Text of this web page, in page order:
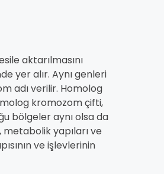
aktarılmasını
yer alır. Aynı genleri
adı verilir. Homolog
kromozom çifti,
bölgeler aynı olsa da
yapıları ve
ve işlevlerinin